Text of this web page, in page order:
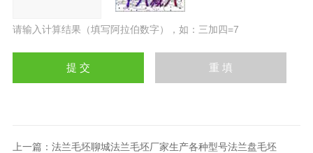
请输入计算结果（填写阿拉伯数字），如：三加四=7
上一篇： 法兰毛坯聊城法兰毛坯厂家生产各种型号法兰盘毛坯